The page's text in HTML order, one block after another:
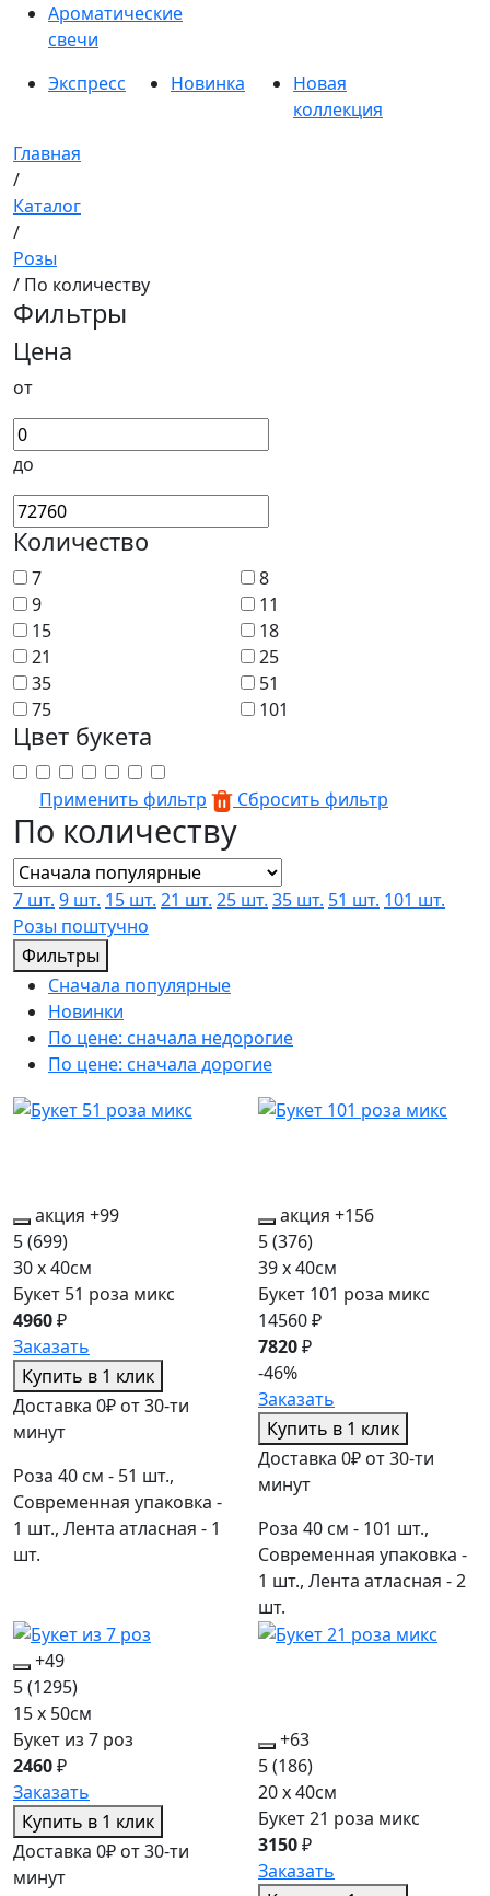
Ароматические
свечи
Экспресс
Новинка
Новая
коллекция
Главная
/
Каталог
/
Розы
/ По количеству
Фильтры
Цена
от
до
Количество
7
8
9
11
15
18
21
25
35
51
75
101
Цвет букета
Применить фильтр Сбросить фильтр
По количеству
7 шт. 9 шт. 15 шт. 21 шт. 25 шт. 35 шт. 51 шт. 101 шт.
Розы поштучно
Фильтры
Сначала популярные
Новинки
По цене: сначала недорогие
По цене: сначала дорогие
акция +99
5(699)
30 x 40см
Букет 51 роза микс
4960₽
Заказать
Купить в 1 клик
Доставка 0₽ от 30-ти
минут
Роза 40 см - 51 шт.,
Современная упаковка -
1 шт., Лента атласная - 1
шт.
акция +156
5(376)
39 x 40см
Букет 101 роза микс
14560 ₽
7820₽
-46%
Заказать
Купить в 1 клик
Доставка 0₽ от 30-ти
минут
Роза 40 см - 101 шт.,
Современная упаковка -
1 шт., Лента атласная - 2
шт.
+49
5(1295)
15 x 50см
Букет из 7 роз
2460₽
Заказать
Купить в 1 клик
Доставка 0₽ от 30-ти
минут
+63
5(186)
20 x 40см
Букет 21 роза микс
3150₽
Заказать